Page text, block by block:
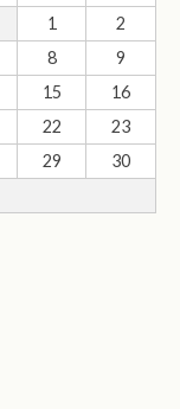
1
2
8
9
15
16
22
23
29
30